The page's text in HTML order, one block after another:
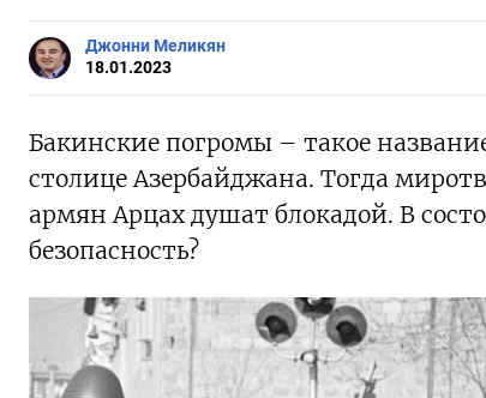
Джонни Меликян
18.01.2023
Бакинские погромы – такое
столице Азербайджана. Тогда
армян Арцах душат блокадой. В
безопасность?